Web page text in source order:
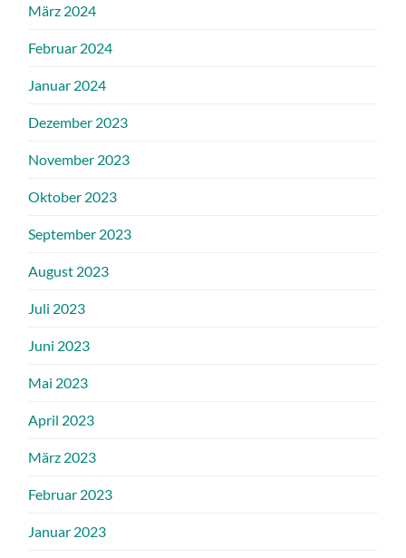
März 2024
Februar 2024
Januar 2024
Dezember 2023
November 2023
Oktober 2023
September 2023
August 2023
Juli 2023
Juni 2023
Mai 2023
April 2023
März 2023
Februar 2023
Januar 2023